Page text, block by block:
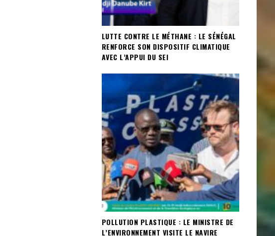
LUTTE CONTRE LE MÉTHANE : LE SÉNÉGAL
RENFORCE SON DISPOSITIF CLIMATIQUE
AVEC L’APPUI DU SEI
POLLUTION PLASTIQUE : LE MINISTRE DE
L’ENVIRONNEMENT VISITE LE NAVIRE